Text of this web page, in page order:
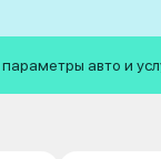
авто и